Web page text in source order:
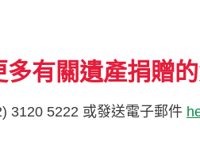
有關遺產捐贈
3120 5222 或發送電子郵件